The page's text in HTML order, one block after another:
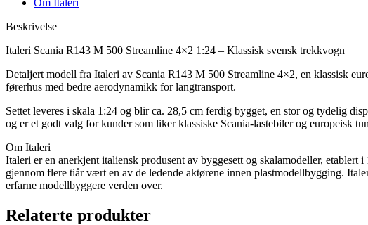
4x2
antall
Beskrivelse
Italeri Scania R143 M 500 Streamline 4×2 1:24 – Klassisk svensk trekkvogn
Detaljert modell fra Italeri av Scania R143 M 500 Streamline 4×2, en klassisk
førerhus med bedre aerodynamikk for langtransport.
Settet leveres i skala 1:24 og blir ca. 28,5 cm ferdig bygget, en stor og tydelig
og er et godt valg for kunder som liker klassiske Scania-lastebiler og europeisk
Om Italeri
Italeri er en anerkjent italiensk produsent av byggesett og skalamodeller,
gjennom flere tiår vært en av de ledende aktørene innen plastmodellbygging.
erfarne modellbyggere verden over.
Relaterte produkter